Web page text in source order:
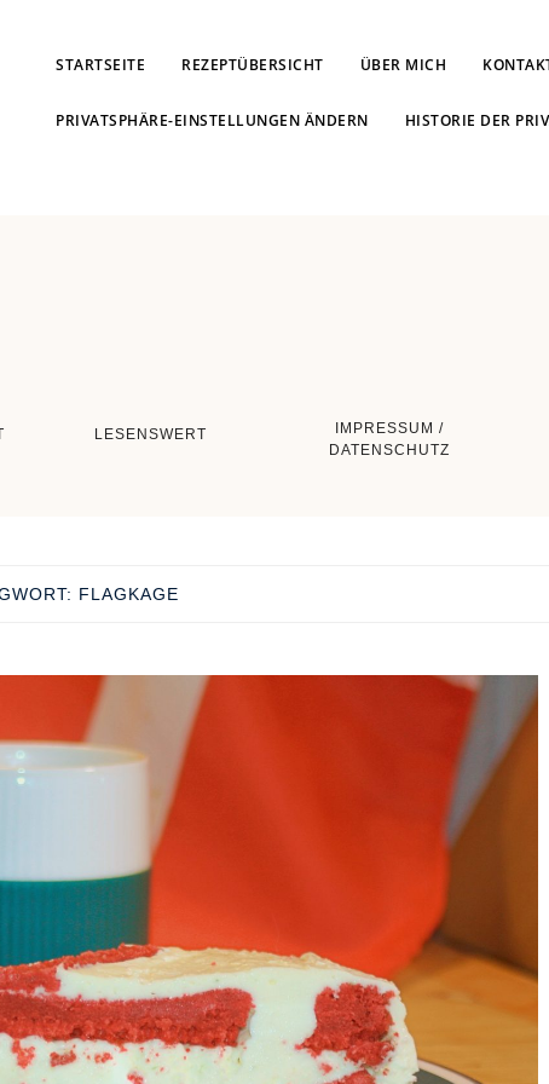
STARTSEITE REZEPTÜBERSICHT ÜBER MICH
PRIVATSPHÄRE-EINSTELLUNGEN ÄNDERN HISTORIE DER
LESENSWERT
IMPRESSUM /
DATENSCHUTZ
FLAGKAGE